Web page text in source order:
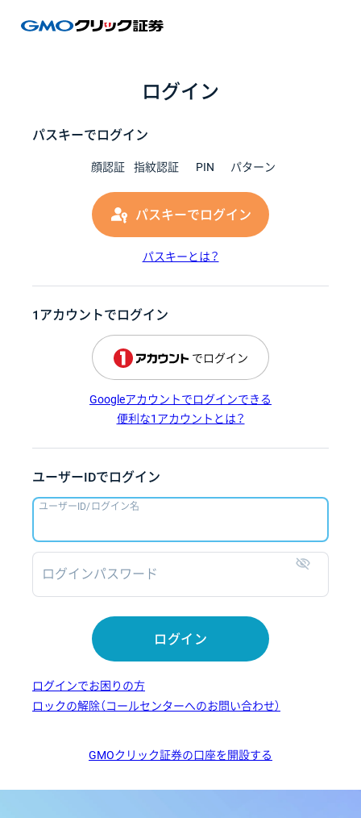
ログイン
パスキーでログイン
顔認証 指紋認証 PIN パターン
パスキーでログイン
パスキーとは？
1アカウントでログイン
でログイン
Googleアカウントでログインできる
便利な1アカウントとは？
ユーザーIDでログイン
ユーザーID/ログイン名
ログインパスワード
ログイン
ログインでお困りの方
ロックの解除（コールセンターへのお問い合わせ）
GMOクリック証券の口座を開設する